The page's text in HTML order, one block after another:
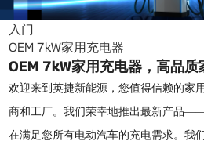
入门
OEM 7kW家用充电器
OEM 7kW家用充电器，高品
欢迎来到英捷新能源，您值得信赖的家
商和工厂。我们荣幸地推出最新产品
在满足您所有电动汽车的充电需求。我